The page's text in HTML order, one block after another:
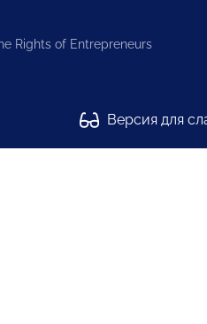
Rights of Entrepreneurs
Версия для